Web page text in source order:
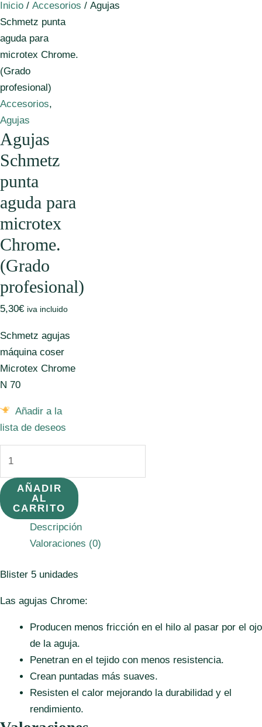
Inicio / Accesorios / Agujas
Schmetz punta
aguda para
microtex Chrome.
(Grado
profesional)
Accesorios,
Agujas
Agujas
Schmetz
punta
aguda para
microtex
Chrome.
(Grado
profesional)
5,30€ iva incluido
Schmetz agujas
máquina coser
Microtex Chrome
N 70
Añadir a la
lista de deseos
punta
aguda
para
cantidad
AÑADIR
AL
CARRITO
Descripción
Valoraciones (0)
Blister 5 unidades
Las agujas Chrome:
Producen menos fricción en el hilo al pasar por el ojo
de la aguja.
Penetran en el tejido con menos resistencia.
Crean puntadas más suaves.
Resisten el calor mejorando la durabilidad y el
rendimiento.